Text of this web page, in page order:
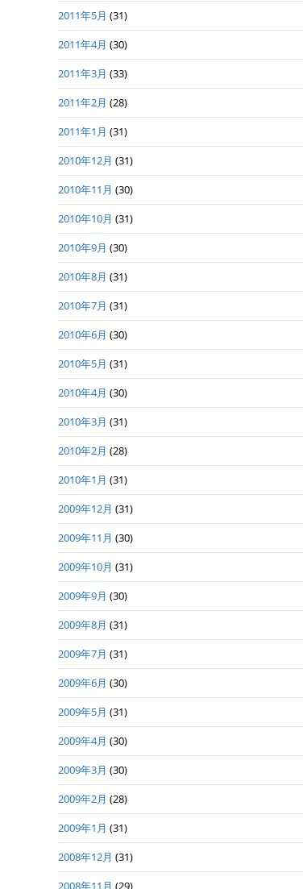
2011年5月 (31)
2011年4月 (30)
2011年3月 (33)
2011年2月 (28)
2011年1月 (31)
2010年12月 (31)
2010年11月 (30)
2010年10月 (31)
2010年9月 (30)
2010年8月 (31)
2010年7月 (31)
2010年6月 (30)
2010年5月 (31)
2010年4月 (30)
2010年3月 (31)
2010年2月 (28)
2010年1月 (31)
2009年12月 (31)
2009年11月 (30)
2009年10月 (31)
2009年9月 (30)
2009年8月 (31)
2009年7月 (31)
2009年6月 (30)
2009年5月 (31)
2009年4月 (30)
2009年3月 (30)
2009年2月 (28)
2009年1月 (31)
2008年12月 (31)
2008年11月 (29)